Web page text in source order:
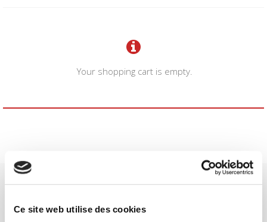
Ce site web utilise des cookies
Your shopping cart is empty.